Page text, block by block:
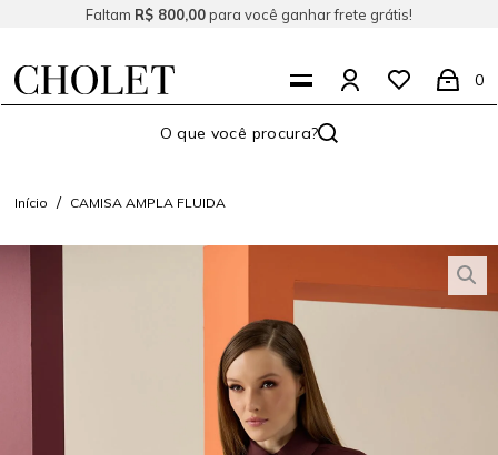
Faltam R$ 800,00para você ganhar frete grátis!
0
Início CAMISA AMPLA FLUIDA